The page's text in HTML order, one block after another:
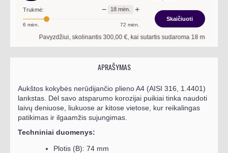
Trukmė: − 18 mėn. +
6 mėn. 72 mėn.
Skaičiuoti
Pavyzdžiui, skolinantis300,00€, kai sutartis sudaroma18mėn. terminui,
APRAŠYMAS
Aukštos kokybės nerūdijančio plieno A4 (AISI 316, 1.4401)
lankstas. Dėl savo atsparumo korozijai puikiai tinka naudoti
laivų deniuose, liukuose ar kitose vietose, kur reikalingas
patikimas ir ilgaamžis sujungimas.
Techniniai duomenys:
Plotis (B): 74 mm